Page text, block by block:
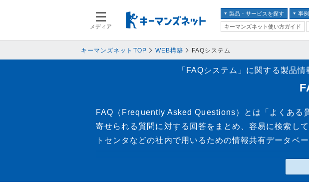
メディア
製品・サービスを探す
スマートデバイス
データ分析
PC
バックアップ
事
スマートデバイス
データ分析
PC
バックアップ
キーマンズネット使い方ガイド
キーマンズネットTOP WEB構築 FAQシステム
「FAQシステム」に関する製品
FAQ（Frequently Asked Questions）とは「よくある
寄せられる質問に対する回答をまとめ、容易に検索し
トセンタなどの社内で用いるための情報共有データベ